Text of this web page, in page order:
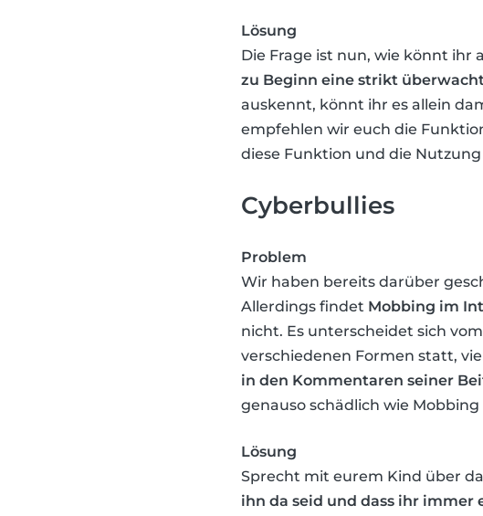
Lösung
Die Frage ist nun, wie könnt ihr
zu Beginn eine strikt
auskennt, könnt ihr es allein
empfehlen wir euch die
diese Funktion und die Nutzung
Cyberbullies
Problem
Wir haben bereits darüber
Allerdings findet Mobbing im
nicht. Es unterscheidet sich
verschiedenen Formen statt,
in den Kommentaren seiner
genauso schädlich wie
Lösung
Sprecht mit eurem Kind über
ihn da seid und dass ihr immer